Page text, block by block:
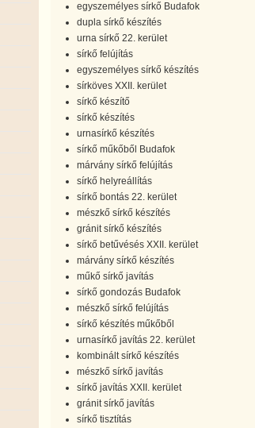
egyszemélyes sírkő Budafok
dupla sírkő készítés
urna sírkő 22. kerület
sírkő felújítás
egyszemélyes sírkő készítés
sírköves XXII. kerület
sírkő készítő
sírkő készítés
urnasírkő készítés
sírkő műkőből Budafok
márvány sírkő felújítás
sírkő helyreállítás
sírkő bontás 22. kerület
mészkő sírkő készítés
gránit sírkő készítés
sírkő betűvésés XXII. kerület
márvány sírkő készítés
műkő sírkő javítás
sírkő gondozás Budafok
mészkő sírkő felújítás
sírkő készítés műkőből
urnasírkő javítás 22. kerület
kombinált sírkő készítés
mészkő sírkő javítás
sírkő javítás XXII. kerület
gránit sírkő javítás
sírkő tisztítás